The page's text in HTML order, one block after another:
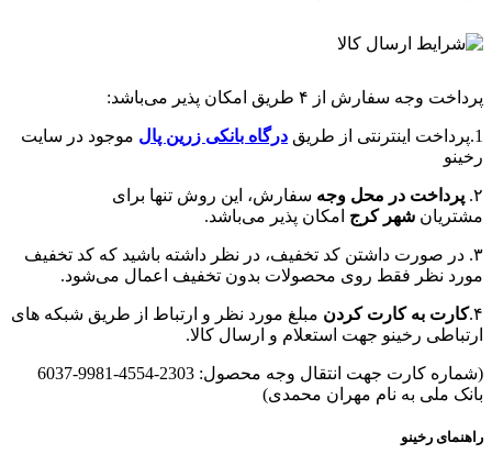
پرداخت وجه سفارش از ۴ طریق امکان پذیر می‌باشد:
1.پرداخت اینترنتی از طریق درگاه‌ بانکی زرین پال موجود در سایت
رخینو
۲. پرداخت در محل وجه سفارش، این روش تنها برای
مشتریان شهر کرج امکان پذیر می‌باشد.
۳. در صورت داشتن کد تخفیف، در نظر داشته باشید که کد تخفیف
مورد نظر فقط روی محصولات بدون تخفیف اعمال می‌شود.
۴. کارت به کارت کردن مبلغ مورد نظر و ارتباط از طریق شبکه های
ارتباطی رخینو جهت استعلام و ارسال کالا.
(شماره کارت جهت انتقال وجه محصول: 2303-4554-9981-6037
بانک ملی به نام مهران محمدی)
راهنمای رخینو